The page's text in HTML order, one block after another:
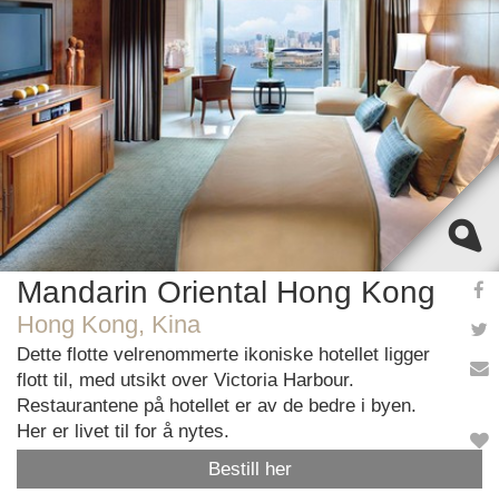
This page can't load Google Maps correctly.
Do you own this website?
OK
Mandarin Oriental Hong Kong
Hong Kong, Kina
Dette flotte velrenommerte ikoniske hotellet ligger
flott til, med utsikt over Victoria Harbour.
Restaurantene på hotellet er av de bedre i byen.
Her er livet til for å nytes.
Bestill her